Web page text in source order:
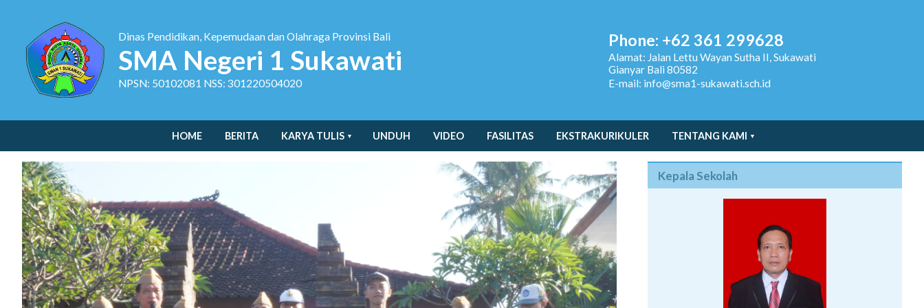
Dinas Pendidikan, Kepemudaan dan Olahraga Provinsi Bali
SMA Negeri 1 Sukawati
NPSN: 50102081 NSS: 301220504020
Phone: +62 361 299628
Alamat: Jalan Lettu Wayan Sutha II, Sukawati
Gianyar Bali 80582
E-mail: info@sma1-sukawati.sch.id
HOME BERITA KARYA TULIS UNDUH VIDEO FASILITAS EKSTRAKURIKULER TENTANG KAMI
Kepala Sekolah